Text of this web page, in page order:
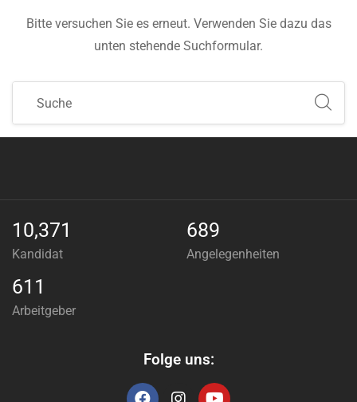
Bitte versuchen Sie es erneut. Verwenden Sie dazu das
unten stehende Suchformular.
10,371
Kandidat
689
Angelegenheiten
611
Arbeitgeber
Folge uns: